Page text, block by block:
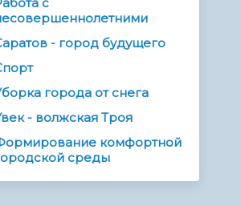
- город будущего
города от снега
- волжская Троя
комфортной
среды